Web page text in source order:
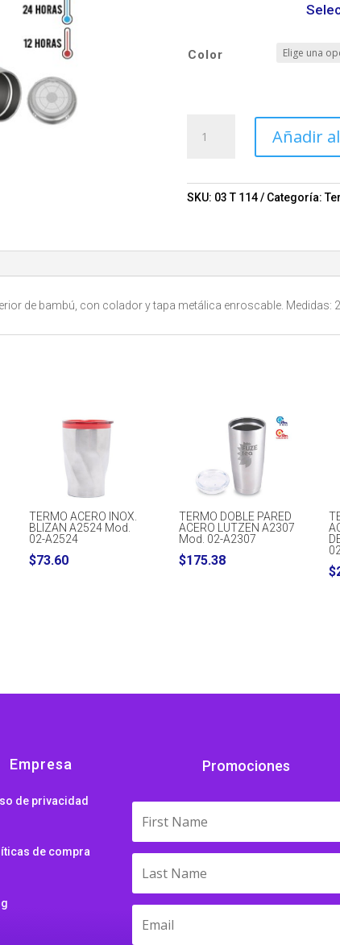
Color
PANDA
T
Añadir
SKU: 03 T 114 Categoría:
de bambú, con colador y tapa metálica enroscable. Medidas:
TERMO ACERO INOX.
BLIZAN A2524 Mod.
02-A2524
$73.60
TERMO DOBLE PARED
ACERO LUTZEN A2307
Mod. 02-A2307
$175.38
$
Empresa
de privacidad
de compra
Promociones